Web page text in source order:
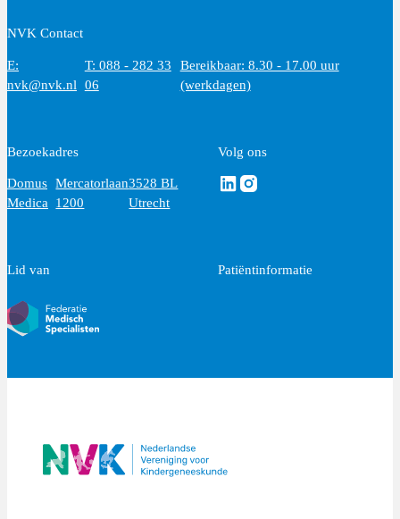
NVK Contact
E:
nvk@nvk.nl
T: 088 - 282 33
06
Bereikbaar: 8.30 - 17.00 uur
(werkdagen)
Bezoekadres
Domus
Medica
Mercatorlaan
1200
3528 BL
Utrecht
Volg ons
Volg ons via Linkedin
Volg ons via Instagram
Lid van Patiëntinformatie